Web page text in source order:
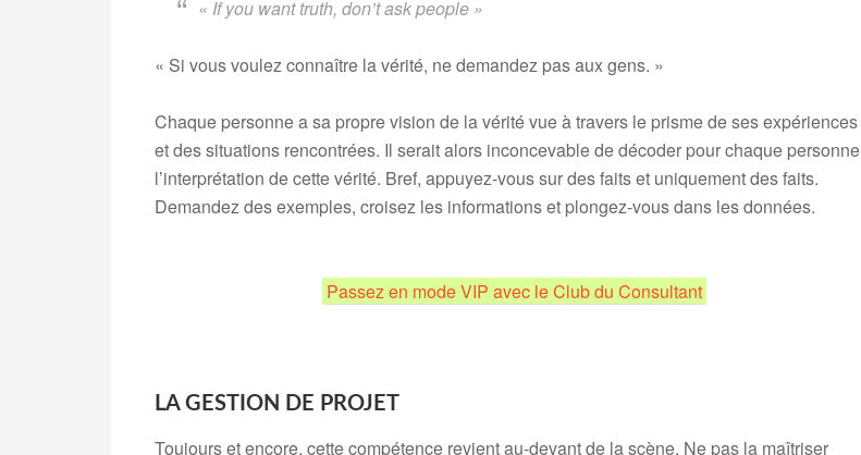
« If you want truth, don’t ask people »
« Si vous voulez connaître la vérité, ne demandez pas aux gens. »
Chaque personne a sa propre vision de la vérité vue à travers le prisme de ses expériences
et des situations rencontrées. Il serait alors inconcevable de décoder pour chaque personne
l’interprétation de cette vérité. Bref, appuyez-vous sur des faits et uniquement des faits.
Demandez des exemples, croisez les informations et plongez-vous dans les données.
Passez en mode VIP avec le Club du Consultant
LA GESTION DE PROJET
Toujours et encore, cette compétence revient au-devant de la scène. Ne pas la maîtriser